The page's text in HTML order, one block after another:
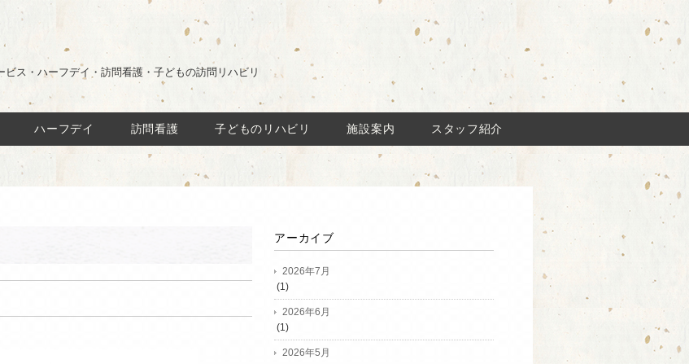
ス・ハーフデイ・訪問看護・子どもの訪問リハビリ
ハーフデイ 訪問看護 子どものリハビリ 施設案内 スタッフ紹介
アーカイブ
2026年7月
(1)
2026年6月
(1)
2026年5月